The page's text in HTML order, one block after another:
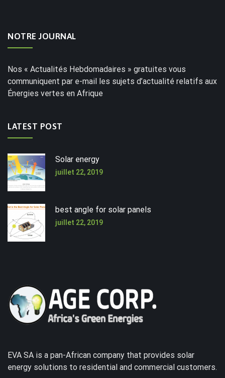
NOTRE JOURNAL
Nos « Actualités Hebdomadaires » gratuites vous
communiquent par e-mail les sujets d’actualité relatifs aux
Énergies vertes en Afrique
LATEST POST
Solar energy
juillet 22, 2019
best angle for solar panels
juillet 22, 2019
EVA SA is a pan-African company that provides solar
energy solutions to residential and commercial customers.